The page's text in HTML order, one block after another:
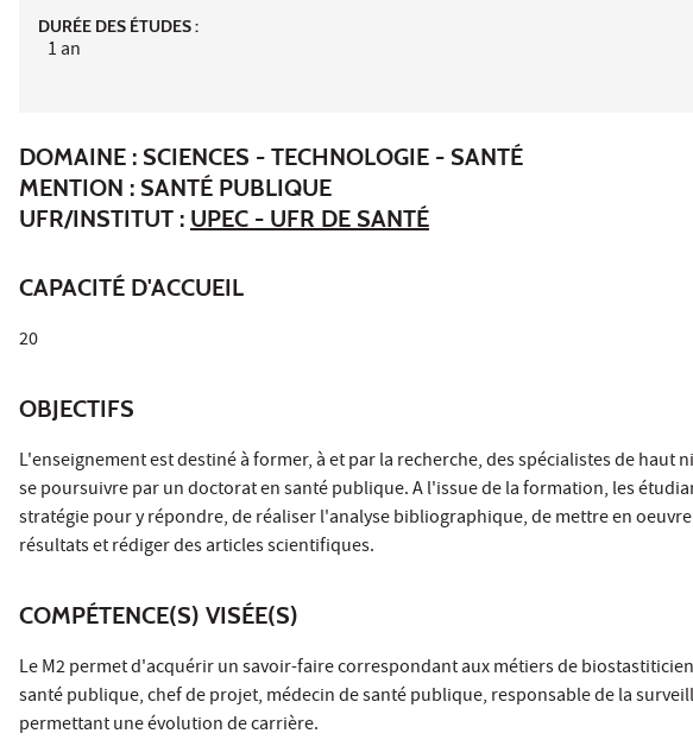
DURÉE DES ÉTUDES :
1 an
DOMAINE : SCIENCES - TECHNOLOGIE - SANTÉ
MENTION : SANTÉ PUBLIQUE
UFR/INSTITUT : UPEC - UFR DE SANTÉ
CAPACITÉ D'ACCUEIL
20
OBJECTIFS
L'enseignement est destiné à former, à et par la recherche, des spécialistes de haut
se poursuivre par un doctorat en santé publique. A l'issue de la formation, les
stratégie pour y répondre, de réaliser l'analyse bibliographique, de mettre en
résultats et rédiger des articles scientifiques.
COMPÉTENCE(S) VISÉE(S)
Le M2 permet d'acquérir un savoir-faire correspondant aux métiers de
santé publique, chef de projet, médecin de santé publique, responsable de la
permettant une évolution de carrière.